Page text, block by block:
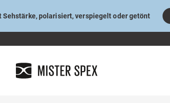
polarisiert, verspiegelt oder getönt